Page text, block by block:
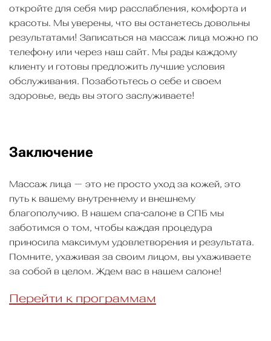
откройте для себя мир расслабления, комфорта и
красоты. Мы уверены, что вы останетесь довольны
результатами! Записаться на массаж лица можно по
телефону или через наш сайт. Мы рады каждому
клиенту и готовы предложить лучшие условия
обслуживания. Позаботьтесь о себе и своем
здоровье, ведь вы этого заслуживаете!
Заключение
Массаж лица — это не просто уход за кожей, это
путь к вашему внутреннему и внешнему
благополучию. В нашем спа-салоне в СПБ мы
заботимся о том, чтобы каждая процедура
приносила максимум удовлетворения и результата.
Помните, ухаживая за своим лицом, вы ухаживаете
за собой в целом. Ждем вас в нашем салоне!
Перейти к программам